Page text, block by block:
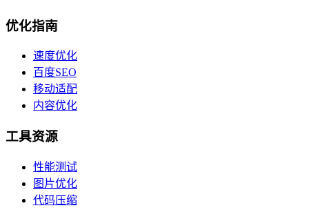
优化指南
速度优化
百度SEO
移动适配
内容优化
工具资源
性能测试
图片优化
代码压缩